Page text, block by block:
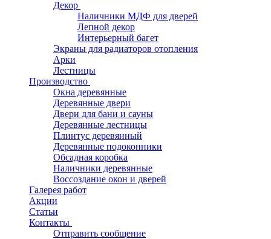
Декор
Наличники МДФ для дверей
Лепной декор
Интерьерный багет
Экраны для радиаторов отопления
Арки
Лестницы
Производство
Окна деревянные
Деревянные двери
Двери для бани и сауны
Деревянные лестницы
Плинтус деревянный
Деревянные подоконники
Обсадная коробка
Наличники деревянные
Воссоздание окон и дверей
Галерея работ
Акции
Статьи
Контакты
Отправить сообщение